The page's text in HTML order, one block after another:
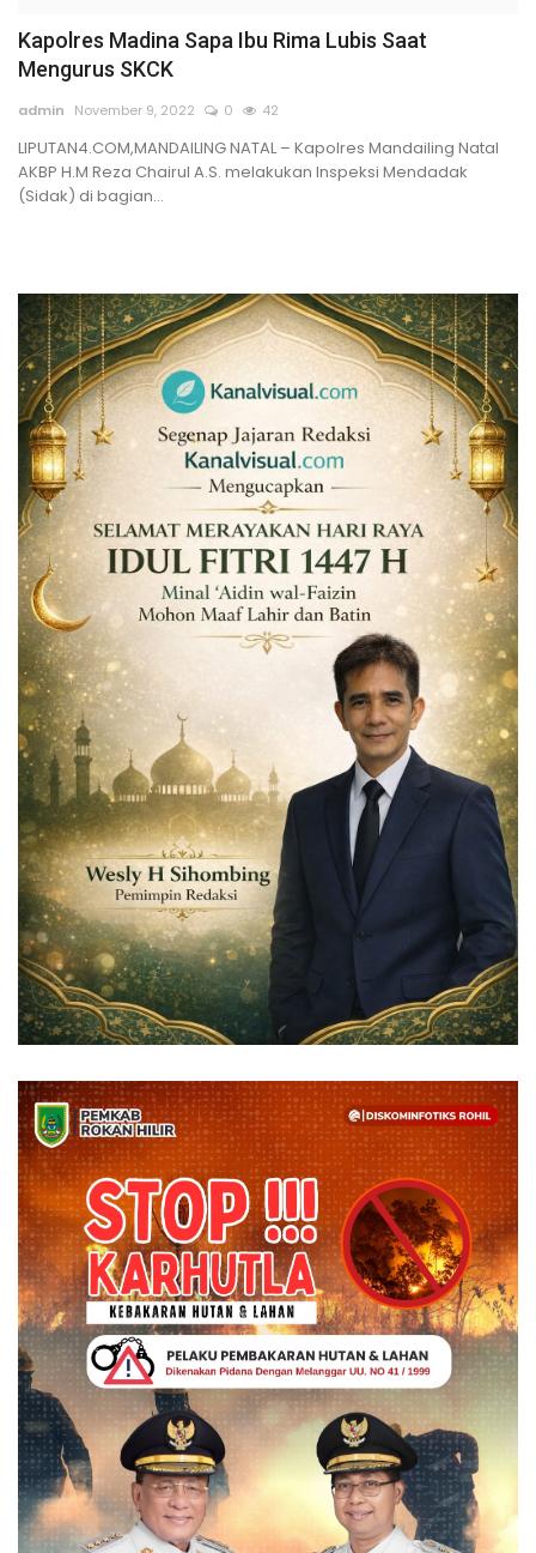
Sumsel
Kalbar
Sumut
Jawa Barat
Riau
Bisnis
Jambi
Kaltim
Dunia
Artikel
Ekonomi
Olahraga
Hukum
Nasional
Otomotif
Umum
Gallery
Politik
Daerah
Sumbar
Kepri
Pariwisata
Sulawesi Utara (Sulut)
Pendidikan
Kapolres Madina Sapa Ibu Rima Lubis Saat
Mengurus SKCK
admin November 9, 2022 0 42
LIPUTAN4.COM,MANDAILING NATAL – Kapolres Mandailing Natal
AKBP H.M Reza Chairul A.S. melakukan Inspeksi Mendadak
(Sidak) di bagian...